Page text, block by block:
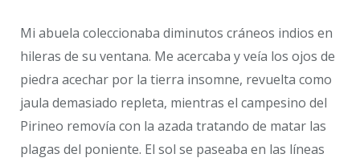
Mi abuela coleccionaba diminutos cráneos indios en
hileras de su ventana. Me acercaba y veía los ojos de
piedra acechar por la tierra insomne, revuelta como
jaula demasiado repleta, mientras el campesino del
Pirineo removía con la azada tratando de matar las
plagas del poniente. El sol se paseaba en las líneas